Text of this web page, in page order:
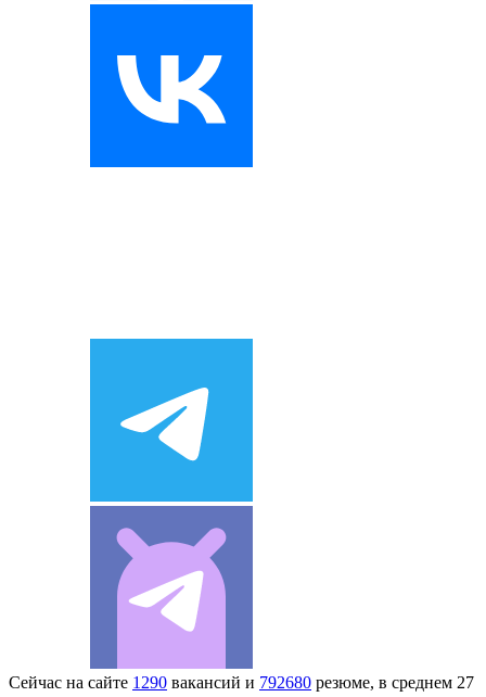
Сейчас на сайте 1290 вакансий и 792680 резюме, в среднем 27